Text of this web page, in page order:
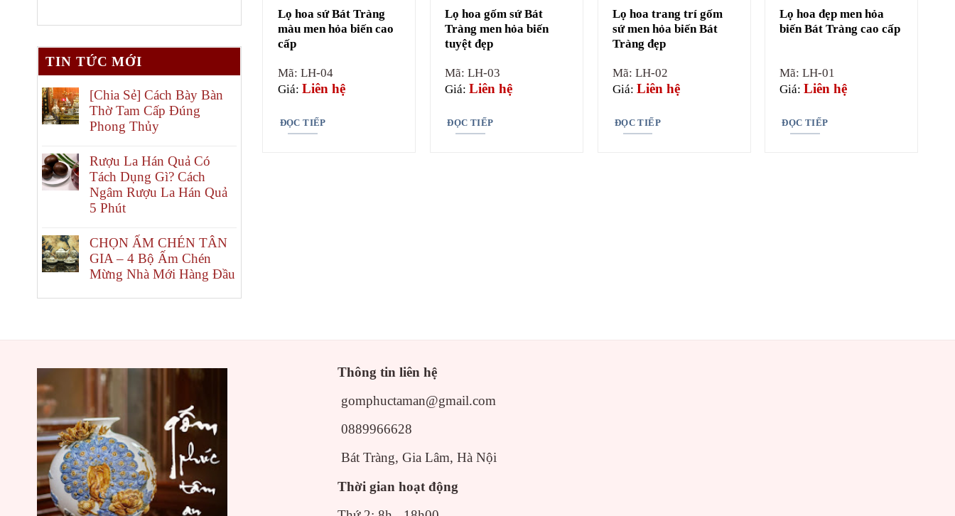
phẩm
TIN TỨC MỚI
[Chia Sẻ] Cách Bày Bàn
Thờ Tam Cấp Đúng
Phong Thủy
Rượu La Hán Quả Có
Tách Dụng Gì? Cách
Ngâm Rượu La Hán Quả
5 Phút
CHỌN ẤM CHÉN TÂN
GIA – 4 Bộ Ấm Chén
Mừng Nhà Mới Hàng Đầu
Lọ hoa sứ Bát Tràng
màu men hỏa biến cao
cấp
Mã: LH-04
Giá: Liên hệ
ĐỌC TIẾP
Lọ hoa gốm sứ Bát
Tràng men hỏa biến
tuyệt đẹp
Mã: LH-03
Giá:Liên hệ
ĐỌC TIẾP
Lọ hoa trang trí gốm
sứ men hỏa biến Bát
Tràng đẹp
Mã: LH-02
Giá: Liên hệ
ĐỌC TIẾP
Lọ hoa đẹp men hỏa
biến Bát Tràng cao cấp
Mã: LH-01
Giá:Liên hệ
ĐỌC TIẾP
Thông tin liên hệ
gomphuctaman@gmail.com
0889966628
Bát Tràng, Gia Lâm, Hà Nội
Thời gian hoạt động